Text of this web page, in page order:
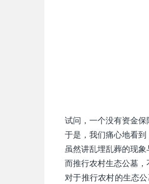
试问，一个没有资金
于是，我们痛心地看
虽然讲乱埋乱葬的现象
而推行农村生态公墓，
对于推行农村的生态